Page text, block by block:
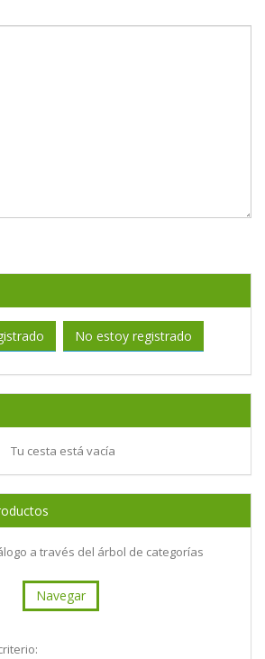
No estoy registrado
Tu cesta está vacía
a través del árbol de categorías
Navegar